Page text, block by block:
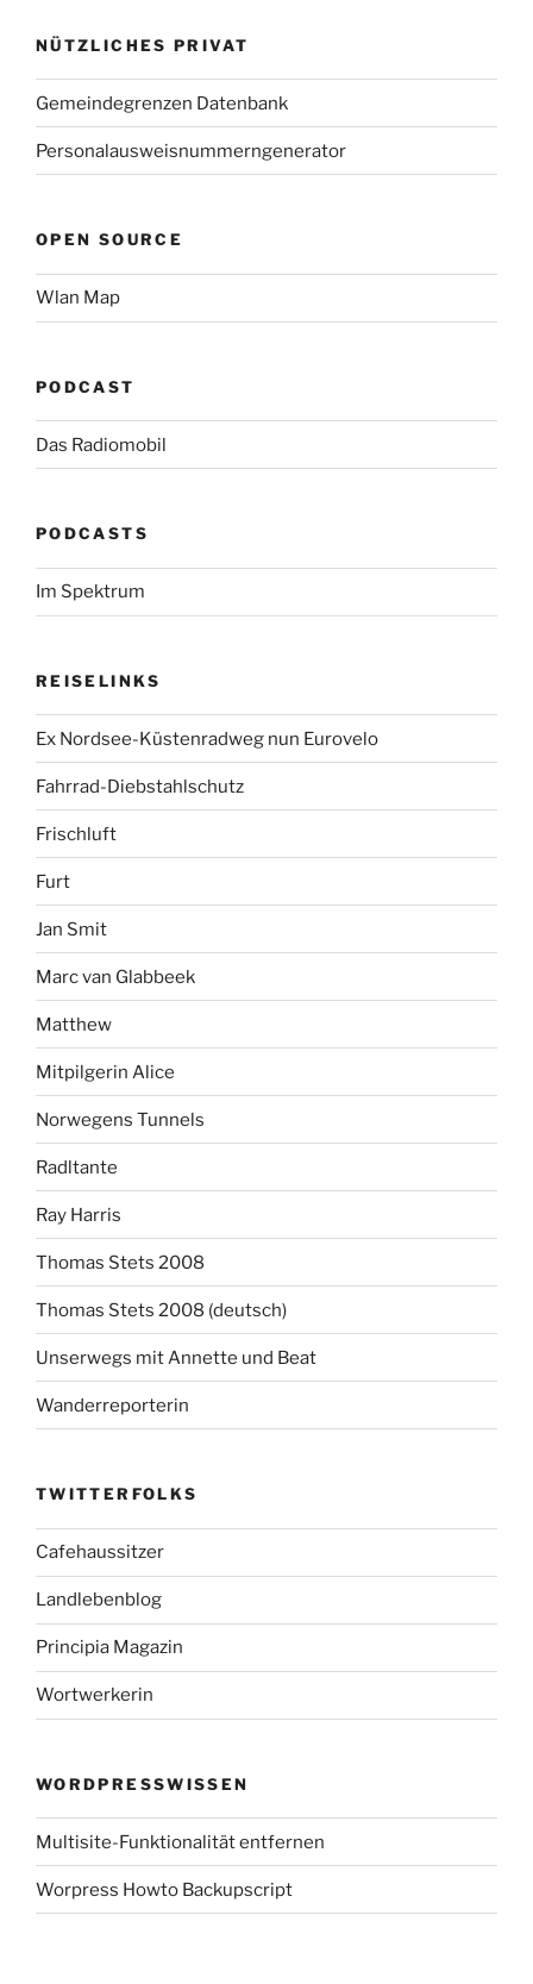
NÜTZLICHES PRIVAT
Gemeindegrenzen Datenbank
Personalausweisnummerngenerator
OPEN SOURCE
Wlan Map
PODCAST
Das Radiomobil
PODCASTS
Im Spektrum
REISELINKS
Ex Nordsee-Küstenradweg nun Eurovelo
Fahrrad-Diebstahlschutz
Frischluft
Furt
Jan Smit
Marc van Glabbeek
Matthew
Mitpilgerin Alice
Norwegens Tunnels
Radltante
Ray Harris
Thomas Stets 2008
Thomas Stets 2008 (deutsch)
Unserwegs mit Annette und Beat
Wanderreporterin
TWITTERFOLKS
Cafehaussitzer
Landlebenblog
Principia Magazin
Wortwerkerin
WORDPRESSWISSEN
Multisite-Funktionalität entfernen
Worpress Howto Backupscript